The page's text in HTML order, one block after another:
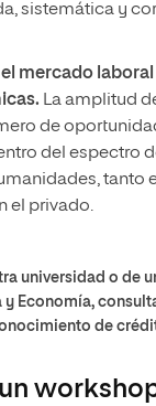
sistemática y
mercado
La amplitud
de
del espectro
tanto
el privado.
universidad o de
y Economía,
de